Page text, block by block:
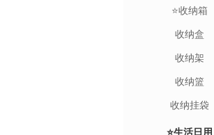
⭐收纳箱
收纳盒
收纳架
收纳篮
收纳挂袋
⭐生活日用